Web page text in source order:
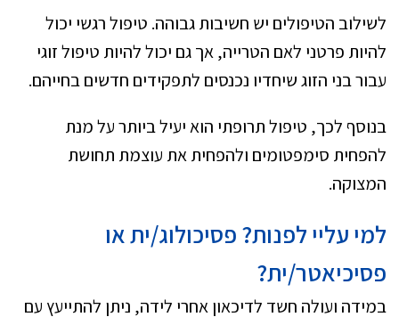
לשילוב הטיפולים יש חשיבות גבוהה. טיפול רגשי יכול
להיות פרטני לאם הטרייה, אך גם יכול להיות טיפול זוגי
עבור בני הזוג שיחדיו נכנסים לתפקידים חדשים בחייהם.
בנוסף לכך, טיפול תרופתי הוא יעיל ביותר על מנת
להפחית סימפטומים ולהפחית את עוצמת תחושת
המצוקה.
למי עליי לפנות? פסיכולוג/ית או
פסיכיאטר/ית?
במידה ועולה חשד לדיכאון אחרי לידה, ניתן להתייעץ עם